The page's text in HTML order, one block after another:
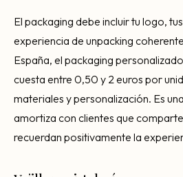
El packaging debe incluir tu logo,
experiencia de unpacking
España, el packaging
cuesta entre 0,50 y 2 euros por
materiales y personalización. Es
amortiza con clientes que
recuerdan positivamente la